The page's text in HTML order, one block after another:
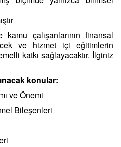
kamu çalışanlarının finansal
ve hizmet içi eğitimlerin
katkı sağlayacaktır. İlginiz
konular:
ve Önemi
Bileşenleri